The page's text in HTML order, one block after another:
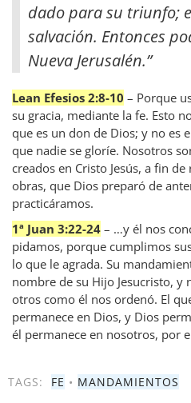
dado para su triunfo;
salvación. Entonces
Nueva Jerusalén.”
Lean Efesios 2:8-10 – Porque
su gracia, mediante la fe. Esto
que es un don de Dios; y no es
que nadie se gloríe. Nosotros
creados en Cristo Jesús, a fin
obras, que Dios preparó de
practicáramos.
1ª Juan 3:22-24 – …y él nos
pidamos, porque cumplimos
lo que le agrada. Su
nombre de su Hijo Jesucristo, y
otros como él nos ordenó. El
permanece en Dios, y Dios
él permanece en nosotros, por
TAGS: FE • MANDAMIENTOS